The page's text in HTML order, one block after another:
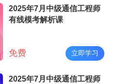
2025年7月中级通信工程师
有线模考解析课
免费 立即学习
2025年7月中级通信工程师